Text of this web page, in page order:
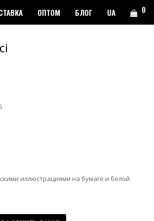
ОПТОМ БЛОГ UA 0
иллюстрациями на бумаге и белой